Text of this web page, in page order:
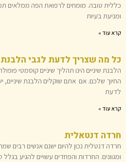
כללית טובה. מומחים לרפואת הפה ממלאים
ומניעת בעיות
קרא עוד »
כל מה שצריך לדעת לגבי הלבנת
הלבנת שיניים הינו תהליך שיניים קוסמטי
החיוך שלכם. אם אתם שוקלים הלבנת שיניים,
לדעת
קרא עוד »
חרדה דנטאלית
חרדה דנטלית נכון להיום ישנם אנשים רבים
ומגוונים. החרדות והפחדים עשויים להגיע